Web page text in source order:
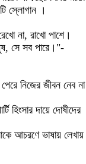
স্লোগান ।
না, রাখো পাশে।
সে সব পারে।"-
নিজের জীবন নেব না
হিংসার দায়ে দোষীদের
আচরণে ভাষায় লেখায়